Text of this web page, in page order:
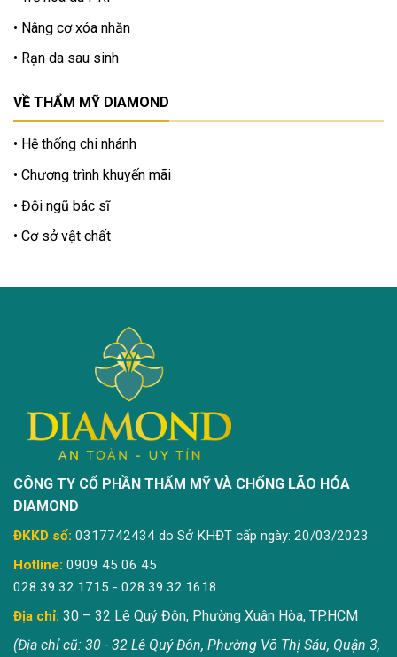
Nâng cơ xóa nhăn
Rạn da sau sinh
VỀ THẨM MỸ DIAMOND
Hệ thống chi nhánh
Chương trình khuyến mãi
Đội ngũ bác sĩ
Cơ sở vật chất
CÔNG TY CỔ PHẦN THẨM MỸ VÀ CHỐNG LÃO HÓA
DIAMOND
ĐKKD số: 0317742434 do Sở KHĐT cấp ngày: 20/03/2023
Hotline: 0909 45 06 45
028.39.32.1715 - 028.39.32.1618
Địa chỉ: 30 – 32 Lê Quý Đôn, Phường Xuân Hòa, TP.HCM
(Địa chỉ cũ: 30 - 32 Lê Quý Đôn, Phường Võ Thị Sáu, Quận 3,